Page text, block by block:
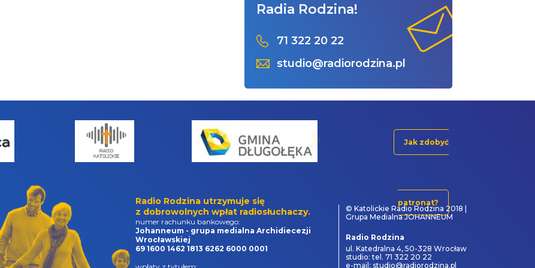
Radia Rodzina!
71 322 20 22
studio@radiorodzina.pl
Jak zdobyć
patronat?
Radio Rodzina utrzymuje się
z dobrowolnych wpłat radiosłuchaczy.
numer rachunku bankowego:
Johanneum - grupa medialna Archidiecezji
Wrocławskiej
69 1600 1462 1813 6262 6000 0001
© Katolickie Radio Rodzina 2018 |
Grupa Medialna JOHANNEUM
Radio Rodzina
ul. Katedralna 4, 50-328 Wrocław
studio: tel. 71 322 20 22
e-mail: studio@radiorodzina.pl